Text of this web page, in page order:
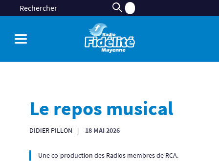
Le repos musical
DIDIER PILLON 18 MAI 2026
Une co-production des Radios membres de RCA.